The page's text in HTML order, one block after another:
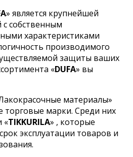
» является крупнейшей
собственным
характеристиками
производимого
защиты ваших
«DUFA» вы
материалы»
торговые марки. Среди них
«TIKKURILA» , которые
эксплуатации товаров и